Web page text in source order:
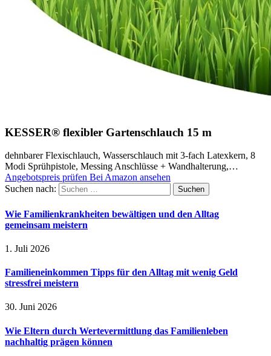
KESSER® flexibler Gartenschlauch 15 m
dehnbarer Flexischlauch, Wasserschlauch mit 3-fach Latexkern, 8
Modi Sprühpistole, Messing Anschlüsse + Wandhalterung,…
Angebotspreis prüfen Bei Amazon ansehen
Suchen nach:
Wie Familienkrankheiten bewältigen und den Alltag
gemeinsam meistern
1. Juli 2026
Familieneinkommen Tipps für den Alltag mit wenig Geld
stressfrei meistern
30. Juni 2026
Wie Eltern durch Wertevermittlung das Familienleben
nachhaltig prägen können